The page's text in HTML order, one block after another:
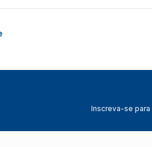
Inscreva-se